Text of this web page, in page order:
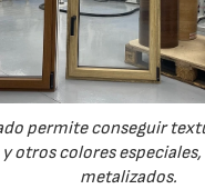
permite conseguir
otros colores
metalizados.